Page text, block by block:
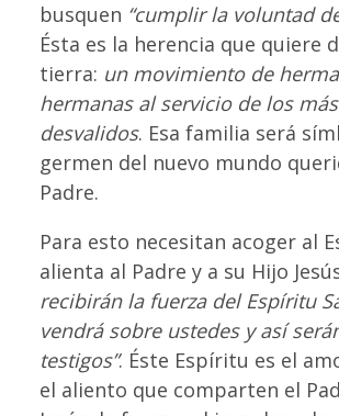
busquen “cumplir la voluntad
Ésta es la herencia que quiere
tierra: un movimiento de
hermanas al servicio de los
desvalidos. Esa familia será
germen del nuevo mundo
Padre.
Para esto necesitan acoger al
alienta al Padre y a su Hijo
recibirán la fuerza del Espíritu
vendrá sobre ustedes y así
testigos”. Éste Espíritu es el
el aliento que comparten el